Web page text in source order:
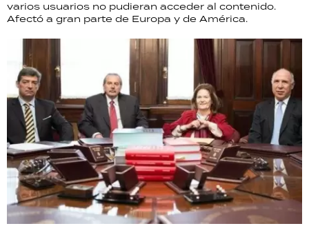
varios usuarios no pudieran acceder al contenido.
Afectó a gran parte de Europa y de América.